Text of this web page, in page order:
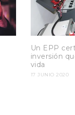
Un EPP
inversión
vida
17 JUNIO 2020